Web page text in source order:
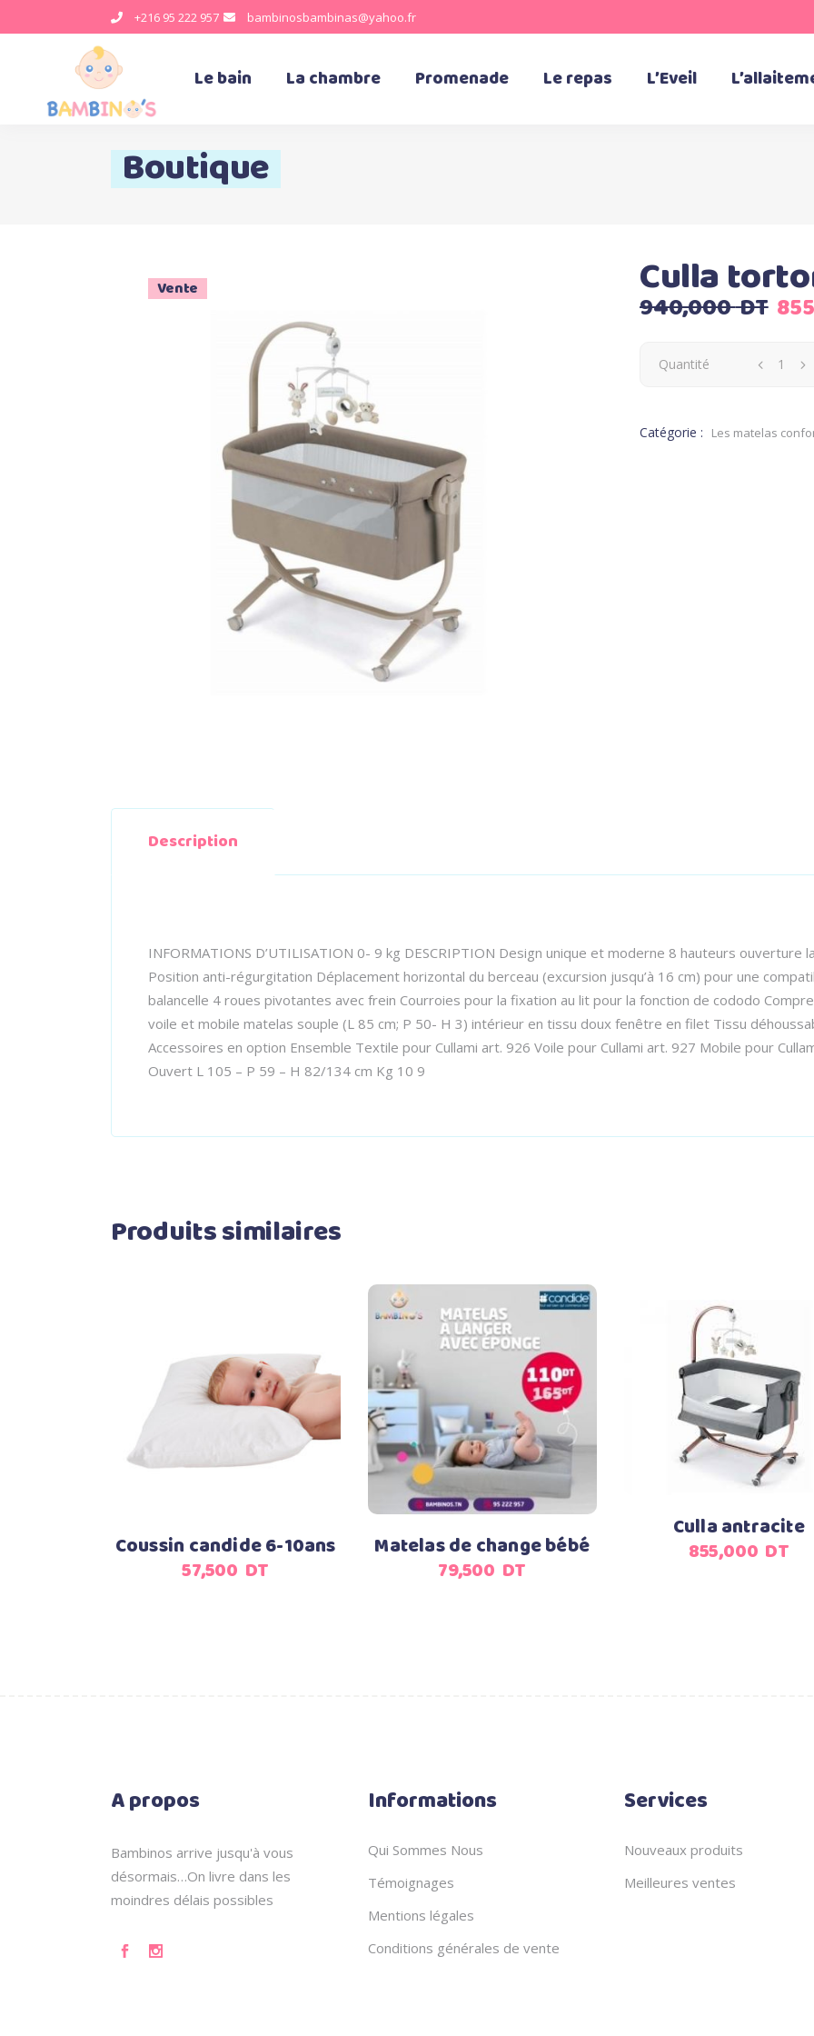
+216 95 222 957 bambinosbambinas@yahoo.fr
Le bain La chambre Promenade Le repas L’Eveil
Boutique
Vente Culla
940,000DT Le
DT.
Quantité
Catégorie : Les matelas
Description
INFORMATIONS D’UTILISATION 0- 9 kg DESCRIPTION Design unique et moderne 8 hauteurs
Position anti-régurgitation Déplacement horizontal du berceau (excursion jusqu’à 16 cm) pour une
balancelle 4 roues pivotantes avec frein Courroies pour la fixation au lit pour la fonction de cododo
voile et mobile matelas souple (L 85 cm; P 50- H 3) intérieur en tissu doux fenêtre en filet Tissu
Accessoires en option Ensemble Textile pour Cullami art. 926 Voile pour Cullami art. 927 Mobile pour
Ouvert L 105 – P 59 – H 82/134 cm Kg 10 9
Produits similaires
Ajouter au panier
Coussin candide 6-10ans
57,500 DT
Ajouter au panier
Matelas de change bébé
79,500 DT
Ajouter au panier
Culla antracite
855,000 DT
A propos
Bambinos arrive jusqu'à vous
désormais…On livre dans les
moindres délais possibles
Informations
Qui Sommes Nous
Témoignages
Mentions légales
Conditions générales de vente
Services
Nouveaux produits
Meilleures ventes